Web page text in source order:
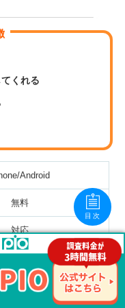
くれる
Android
無料
対応
★★☆☆☆
目次